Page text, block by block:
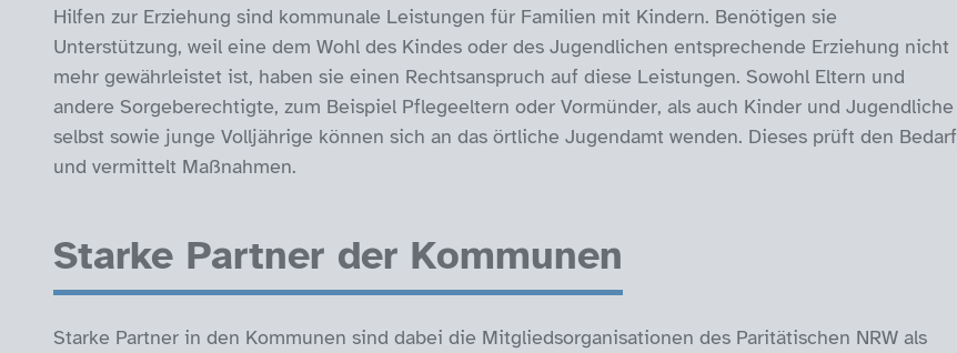
Hilfen zur Erziehung sind kommunale Leistungen für Familien mit Kindern. Benötigen sie
Unterstützung, weil eine dem Wohl des Kindes oder des Jugendlichen entsprechende Erziehung nicht
mehr gewährleistet ist, haben sie einen Rechtsanspruch auf diese Leistungen. Sowohl Eltern und
andere Sorgeberechtigte, zum Beispiel Pflegeeltern oder Vormünder, als auch Kinder und Jugendliche
selbst sowie junge Volljährige können sich an das örtliche Jugendamt wenden. Dieses prüft den Bedarf
und vermittelt Maßnahmen.
Starke Partner der Kommunen
Starke Partner in den Kommunen sind dabei die Mitgliedsorganisationen des Paritätischen NRW als